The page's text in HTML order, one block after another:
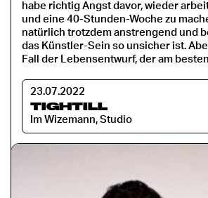
habe richtig Angst davor, wieder
und eine 40-Stunden-Woche zu
natürlich trotzdem anstrengend und
das Künstler-Sein so unsicher ist.
Fall der Lebensentwurf, der am
23.07.2022
TIGHTILL
Im Wizemann, Studio